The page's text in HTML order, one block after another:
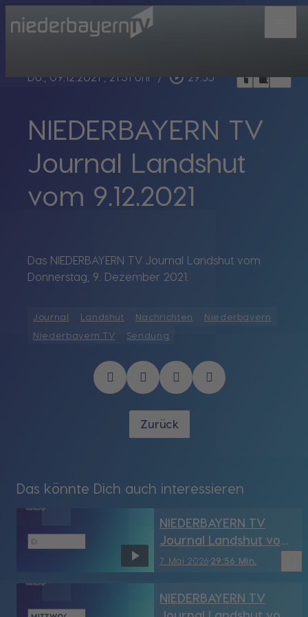
Do., 09.12.2021 , 21:31 Uhr / play_circle_outline 29:55 headphoneschrome_reader_modebookmark_border
NIEDERBAYERN TV
Journal Landshut
vom 9.12.2021
Das NIEDERBAYERN TV Journal Landshut vom
Donnerstag, 9. Dezember 2021.
Journal Landshut Nachrichten
Niederbayern
Niederbayern TV
Sendung
Zurück
Das könnte Dich auch interessieren
7. Mai 2026 29:56 Min.
NIEDERBAYERN TV
Journal Landshut vom
7.05.2026
NIEDERBAYERN TV